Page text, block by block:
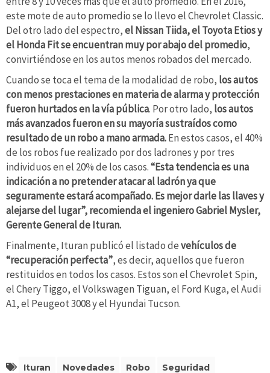
este mote de auto promedio se lo llevo el Chevrolet Classic.
Del otro lado del espectro,el Nissan Tiida, el Toyota Etios y
el Honda Fit se encuentran muy por abajo del promedio,
convirtiéndose en los autos menos robados del mercado.
Cuando se toca el tema de la modalidad de robo, los autos
con menos prestaciones en materia de alarma y protección
fueron hurtados en la vía pública. Por otro lado, los autos
más avanzados fueron en su mayoría sustraídos como
resultado de un robo a mano armada.En estos casos, el 40%
de los robos fue realizado por dos ladrones y por tres
individuos en el 20% de los casos.“Esta tendencia es una
indicación a no pretender atacar al ladrón ya que
seguramente estará acompañado. Es mejor darle las llaves y
alejarse del lugar”, recomienda el ingeniero Gabriel Mysler,
Gerente General de Ituran.
Finalmente, Ituran publicó el listado devehículos de
“recuperación perfecta”, es decir, aquellos que fueron
restituidos en todos los casos. Estos son el Chevrolet Spin,
el Chery Tiggo, el Volkswagen Tiguan, el Ford Kuga, el Audi
A1, el Peugeot 3008 y el Hyundai Tucson.
Ituran Novedades Robo Seguridad